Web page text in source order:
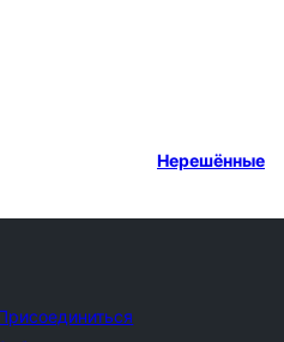
Нерешённые